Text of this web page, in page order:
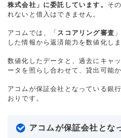
株式会社」に委託しています。 そ
れないと借入はできません。
アコムでは、「 スコアリング審査
した情報から返済能力を数値化しま
数値化したデータと、過去にキャ
ータを照らし合わせて、貸出可能
アコムが保証会社となっている銀
おりです。
アコムが保証会社とな